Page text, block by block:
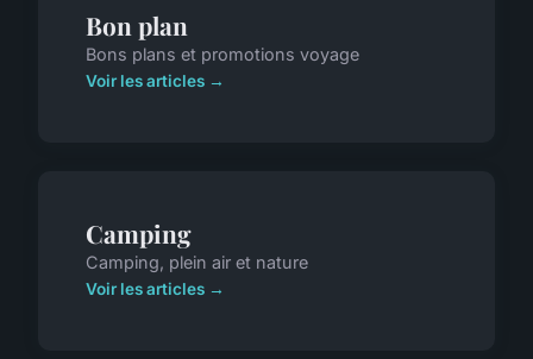
Bon plan
Bons plans et promotions voyage
Voir les articles →
Camping
Camping, plein air et nature
Voir les articles →